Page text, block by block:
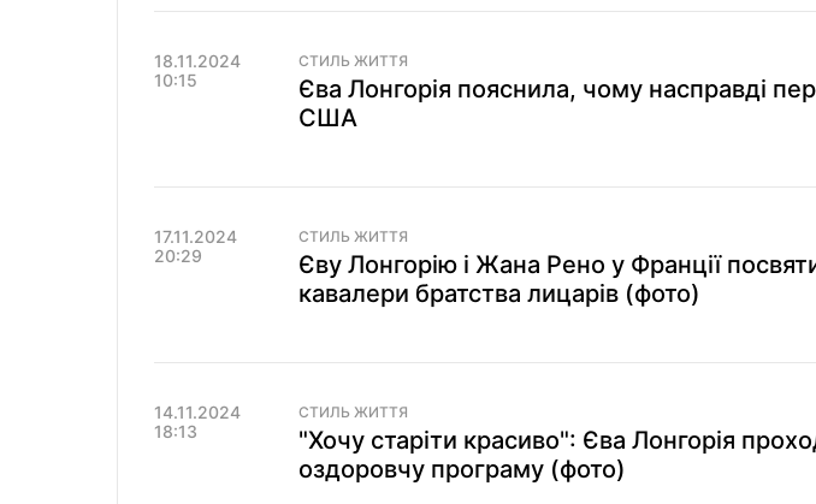
18.11.2024
10:15
СТИЛЬ ЖИТТЯ
Єва Лонгорія пояснила, чому насправді
США
17.11.2024
20:29
СТИЛЬ ЖИТТЯ
Єву Лонгорію і Жана Рено у Франції
кавалери братства лицарів (фото)
14.11.2024
18:13
СТИЛЬ ЖИТТЯ
"Хочу старіти красиво": Єва Лонгорія
оздоровчу програму (фото)